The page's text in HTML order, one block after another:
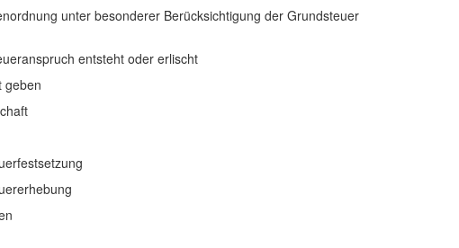
unter besonderer Berücksichtigung der Grundsteuer
entsteht oder erlischt
geben